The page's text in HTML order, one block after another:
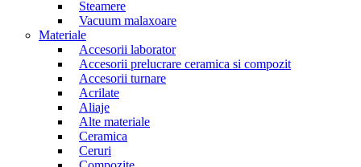
Steamere
Vacuum malaxoare
Materiale
Accesorii laborator
Accesorii prelucrare ceramica si compozit
Accesorii turnare
Acrilate
Aliaje
Alte materiale
Ceramica
Ceruri